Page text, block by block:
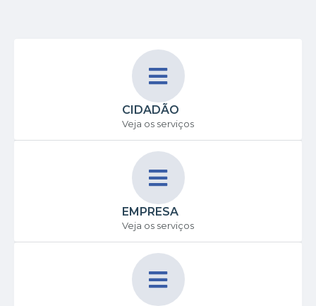
CIDADÃO
Veja os serviços
EMPRESA
Veja os serviços